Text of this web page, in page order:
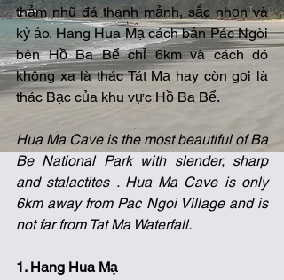
thảm nhũ đá thanh mảnh, sắc nhọn và
kỳ ảo. Hang Hua Mạ cách bản Pác Ngòi
bên Hồ Ba Bể chỉ 6km và cách đó
không xa là thác Tát Mạ hay còn gọi là
thác Bạc của khu vực Hồ Ba Bể.
Hua Ma Cave is the most beautiful of Ba
Be National Park with slender, sharp
and stalactites . Hua Ma Cave is only
6km away from Pac Ngoi Village and is
not far from Tat Ma Waterfall.
1. Hang Hua Mạ